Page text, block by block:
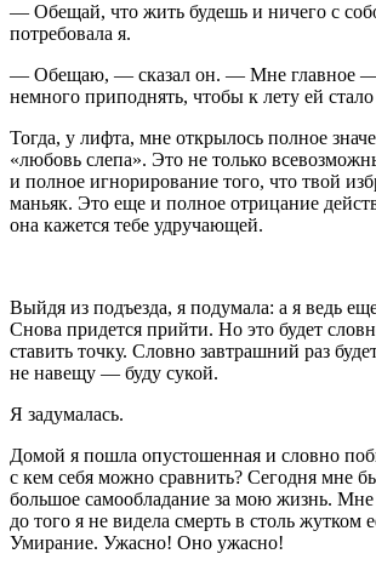
— Обещай, что жить будешь и ничего с
потребовала я.
— Обещаю, — сказал он. — Мне главное —
немного приподнять, чтобы к лету ей
Тогда, у лифта, мне открылось полное
«любовь слепа». Это не только
и полное игнорирование того, что твой
маньяк. Это еще и полное отрицание
она кажется тебе удручающей.
Выйдя из подъезда, я подумала: а я ведь еще
Снова придется прийти. Но это будет
ставить точку. Словно завтрашний раз
не навещу — буду сукой.
Я задумалась.
Домой я пошла опустошенная и словно
с кем себя можно сравнить? Сегодня мне
большое самообладание за мою жизнь. Мне
до того я не видела смерть в столь жутком
Умирание. Ужасно! Оно ужасно!